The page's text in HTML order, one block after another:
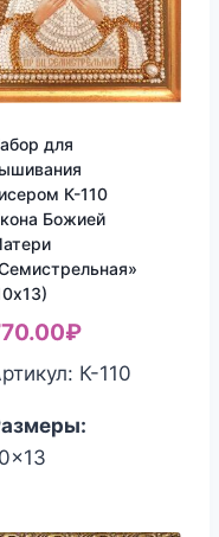
для
К-110
Божией
₽
К-110